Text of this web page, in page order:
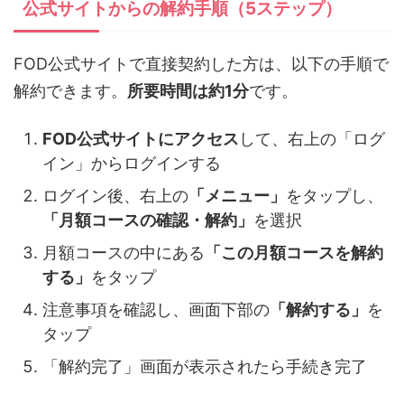
公式サイトからの解約手順（5ステップ）
FOD公式サイトで直接契約した方は、以下の手順で
解約できます。 所要時間は約1分です。
FOD公式サイトにアクセス して、右上の「ログ
イン」からログインする
ログイン後、右上の 「メニュー」 をタップし、
「月額コースの確認・解約」 を選択
月額コースの中にある 「この月額コースを解約
する」 をタップ
注意事項を確認し、画面下部の 「解約する」 を
タップ
「解約完了」画面が表示されたら手続き完了